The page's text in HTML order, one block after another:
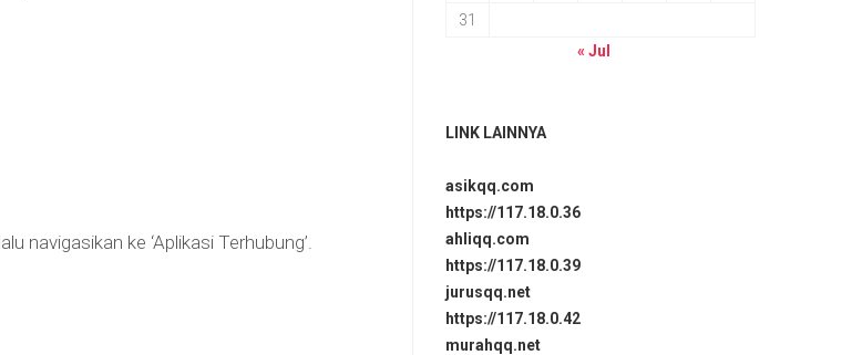
navigasikan ke ‘Aplikasi Terhubung’.
31
« Jul
LINK LAINNYA
asikqq.com
https://117.18.0.36
ahliqq.com
https://117.18.0.39
jurusqq.net
https://117.18.0.42
murahqq.net